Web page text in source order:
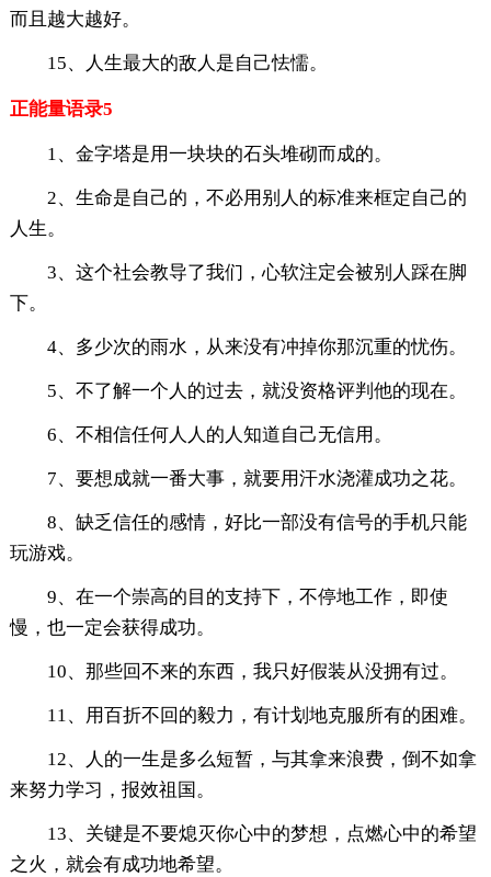
而且越大越好。
15、人生最大的敌人是自己怯懦。
正能量语录5
1、金字塔是用一块块的石头堆砌而成的。
2、生命是自己的，不必用别人的标准来框定自己的
人生。
3、这个社会教导了我们，心软注定会被别人踩在脚
下。
4、多少次的雨水，从来没有冲掉你那沉重的忧伤。
5、不了解一个人的过去，就没资格评判他的现在。
6、不相信任何人人的人知道自己无信用。
7、要想成就一番大事，就要用汗水浇灌成功之花。
8、缺乏信任的感情，好比一部没有信号的手机只能
玩游戏。
9、在一个崇高的目的支持下，不停地工作，即使
慢，也一定会获得成功。
10、那些回不来的东西，我只好假装从没拥有过。
11、用百折不回的毅力，有计划地克服所有的困难。
12、人的一生是多么短暂，与其拿来浪费，倒不如拿
来努力学习，报效祖国。
13、关键是不要熄灭你心中的梦想，点燃心中的希望
之火，就会有成功地希望。